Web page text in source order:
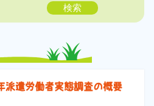
検索
派遣労働者実態調査の概要